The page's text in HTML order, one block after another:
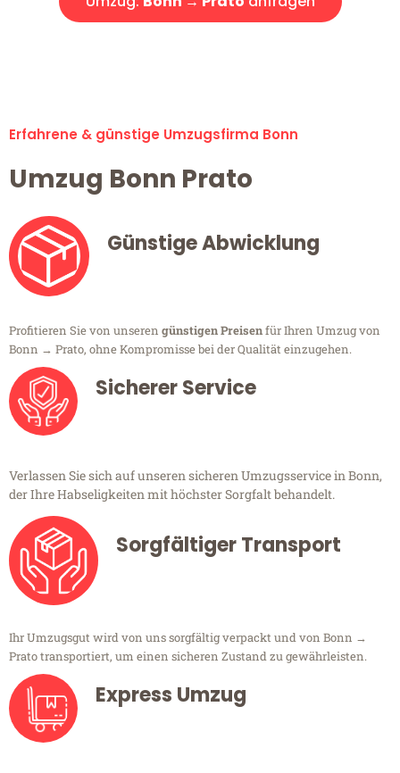
Erfahrene & günstige Umzugsfirma Bonn
Umzug Bonn Prato
Günstige Abwicklung
Profitieren Sie von unseren günstigen Preisenfür Ihren Umzug von
Bonn → Prato, ohne Kompromisse bei der Qualität einzugehen.
Sicherer Service
Verlassen Sie sich auf unseren sicheren Umzugsservice in Bonn,
der Ihre Habseligkeiten mit höchster Sorgfalt behandelt.
Sorgfältiger Transport
Ihr Umzugsgut wird von uns sorgfältig verpackt und von Bonn →
Prato transportiert, um einen sicheren Zustand zu gewährleisten.
Express Umzug